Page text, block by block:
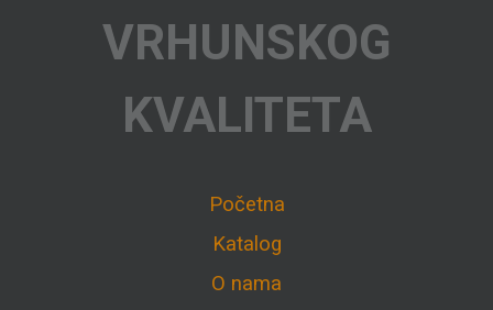
VRHUNSKOG
KVALITETA
Početna
Katalog
O nama